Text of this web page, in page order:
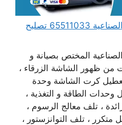
مهندس كمبيوتر العارضية الصناعية 65511033 تصليح
المختص بصيانة و
من ظهور الشاشة الزرقاء ،
كرت الشاشة وحدة
الطاقة و التغذية ،
، تلف معالج الرسوم ،
متكرر ، تلف التوانزستور ،